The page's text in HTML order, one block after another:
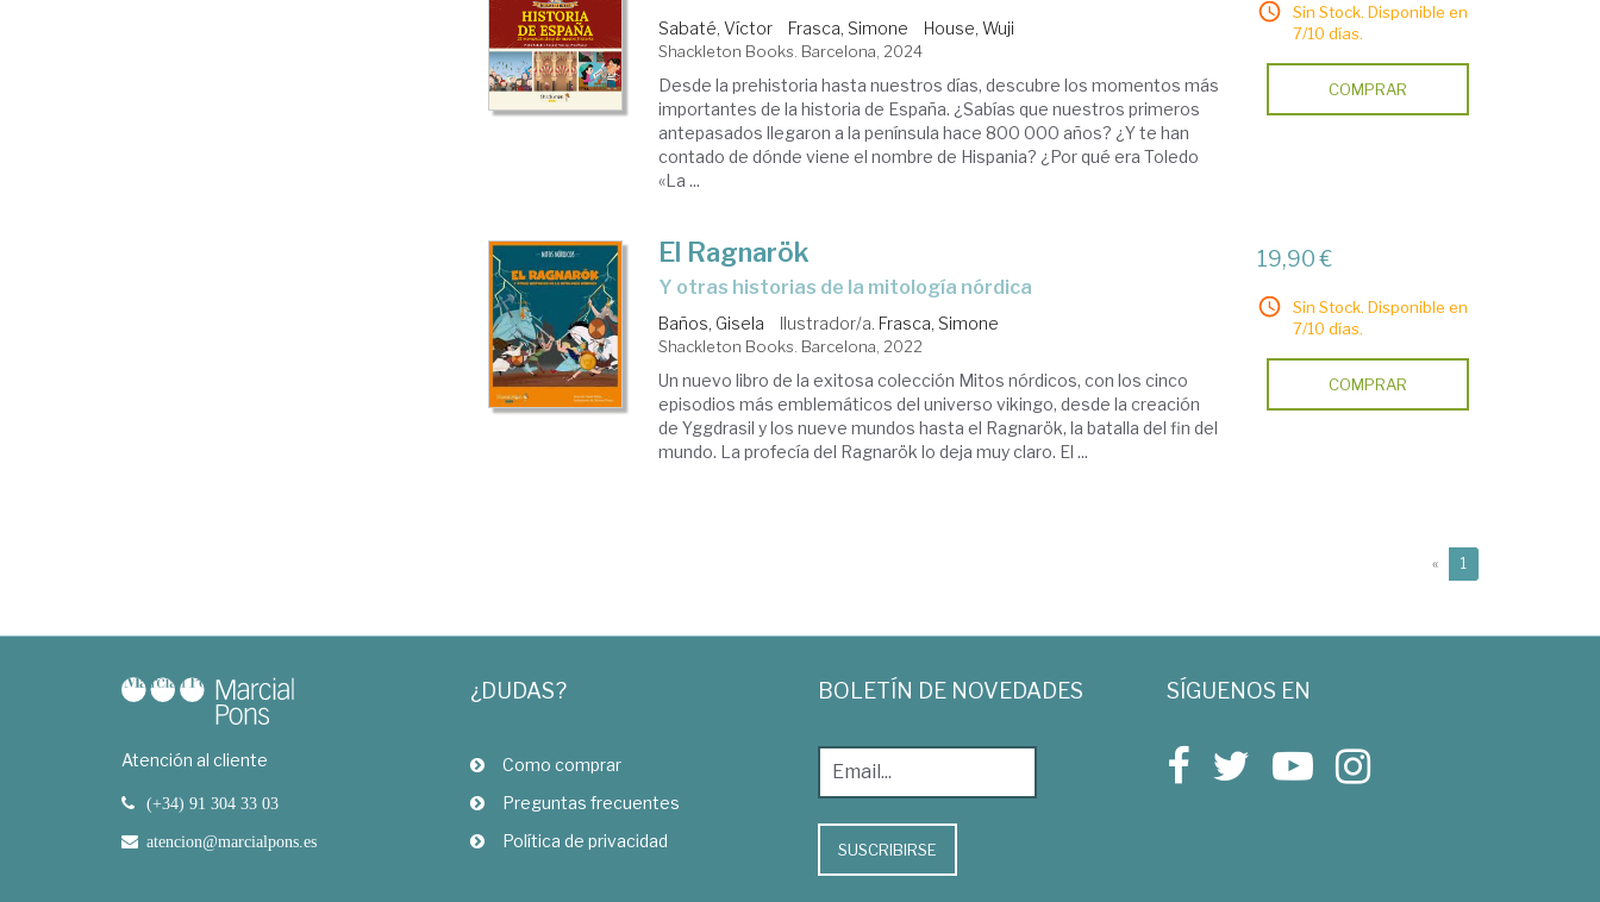
Sabaté, Víctor Frasca, Simone House, Wuji
Shackleton Books. Barcelona, 2024
Desde la prehistoria hasta nuestros días, descubre los momentos más
importantes de la historia de España. ¿Sabías que nuestros primeros
antepasados llegaron a la península hace 800 000 años? ¿Y te han
contado de dónde viene el nombre de Hispania? ¿Por qué era Toledo
«La ...
Sin Stock. Disponible en
7/10 días.
COMPRAR
El Ragnarök
y otras historias de la mitología nórdica
Baños, Gisela Ilustrador/a. Frasca, Simone
Shackleton Books. Barcelona, 2022
Un nuevo libro de la exitosa colección Mitos nórdicos, con los cinco
episodios más emblemáticos del universo vikingo, desde la creación
de Yggdrasil y los nueve mundos hasta el Ragnarök, la batalla del fin del
mundo. La profecía del Ragnarök lo deja muy claro. El ...
19,90 €
Sin Stock. Disponible en
7/10 días.
COMPRAR
« 1
Atención al cliente
(+34) 91 304 33 03
atencion@marcialpons.es
¿DUDAS?
Como comprar
Preguntas frecuentes
Política de privacidad
BOLETÍN DE NOVEDADES
SUSCRIBIRSE
SÍGUENOS EN